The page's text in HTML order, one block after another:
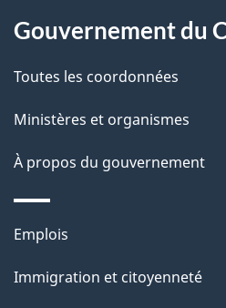
t
a
l
s
l
a
propos
ce
site
Gouvernement du
Toutes les coordonnées
Ministères et organismes
À propos du gouvernement
Thèmes
sujets
Emplois
Immigration et citoyenneté